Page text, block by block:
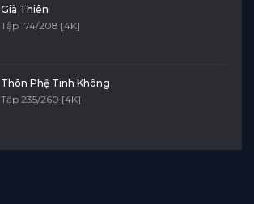
Già Thiên
Tập 174/208 [4K]
Thôn Phệ Tinh Không
Tập 235/260 [4K]